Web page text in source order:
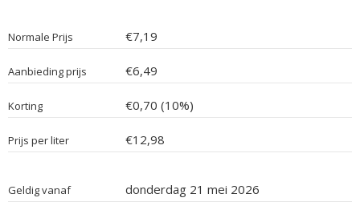
Normale Prijs €7,19
Aanbieding prijs €6,49
Korting €0,70 (10%)
Prijs per liter €12,98
Geldig vanaf donderdag 21 mei 2026